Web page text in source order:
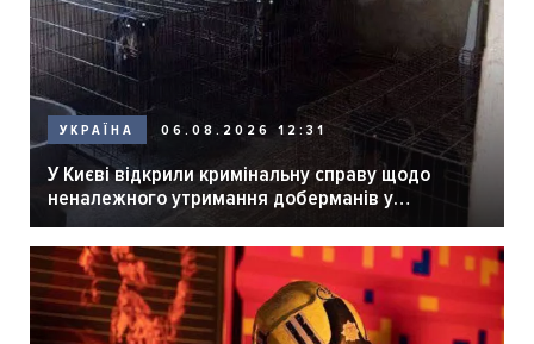
УКРАЇНА 06.08.2026 12:31
У Києві відкрили кримінальну справу щодо
неналежного утримання доберманів у
розпліднику